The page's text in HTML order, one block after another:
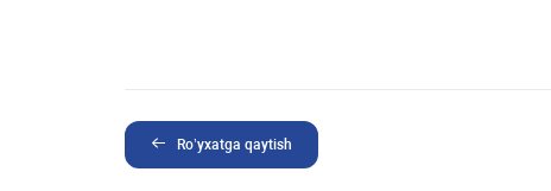
Ro’yxatga qaytish